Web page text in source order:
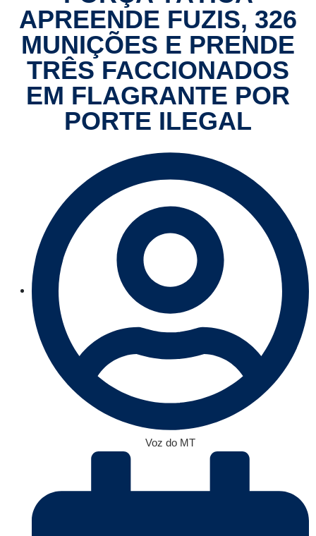
APREENDE FUZIS, 326
MUNIÇÕES E PRENDE
TRÊS FACCIONADOS
EM FLAGRANTE POR
PORTE ILEGAL
Voz do MT